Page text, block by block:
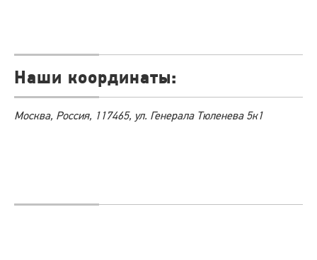
Наши координаты:
Москва, Россия, 117465, ул. Генерала Тюленева 5к1